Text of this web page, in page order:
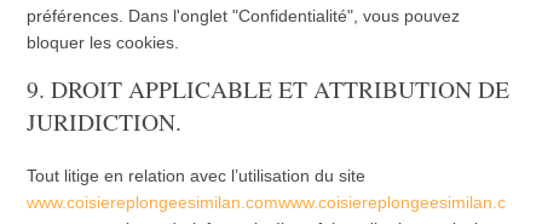
préférences. Dans l'onglet "Confidentialité", vous pouvez
bloquer les cookies.
9. DROIT APPLICABLE ET ATTRIBUTION DE
JURIDICTION.
Tout litige en relation avec l’utilisation du site
www.coisiereplongeesimilan.comwww.coisiereplongeesimilan.c